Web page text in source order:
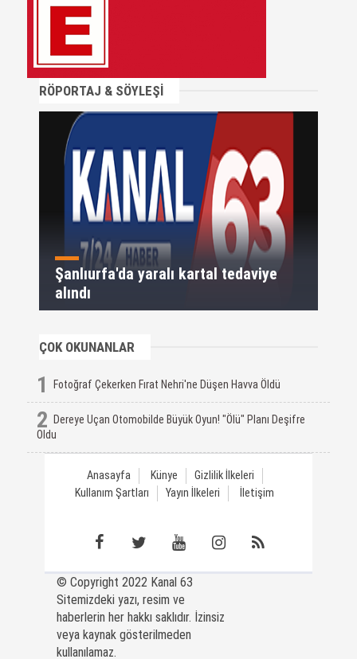
RÖPORTAJ & SÖYLEŞİ
Şanlıurfa'da yaralı kartal tedaviye
alındı
ÇOK OKUNANLAR
1 Fotoğraf Çekerken Fırat Nehri'ne Düşen Havva Öldü
2
Dereye Uçan Otomobilde Büyük Oyun! "Ölü" Planı Deşifre
Oldu
Anasayfa Künye
Gizlilik İlkeleri
Kullanım Şartları
Yayın İlkeleri İletişim
© Copyright 2022 Kanal 63
Sitemizdeki yazı, resim ve
haberlerin her hakkı saklıdır. İzinsiz
veya kaynak gösterilmeden
kullanılamaz.